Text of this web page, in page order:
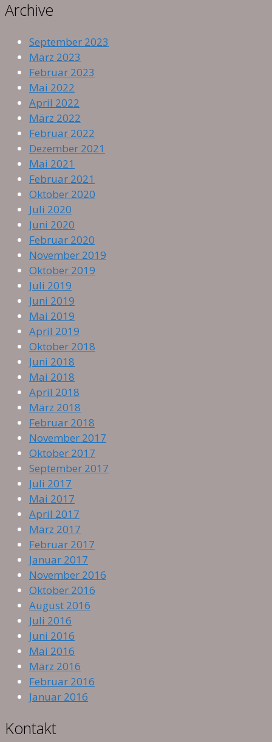
Archive
September 2023
März 2023
Februar 2023
Mai 2022
April 2022
März 2022
Februar 2022
Dezember 2021
Mai 2021
Februar 2021
Oktober 2020
Juli 2020
Juni 2020
Februar 2020
November 2019
Oktober 2019
Juli 2019
Juni 2019
Mai 2019
April 2019
Oktober 2018
Juni 2018
Mai 2018
April 2018
März 2018
Februar 2018
November 2017
Oktober 2017
September 2017
Juli 2017
Mai 2017
April 2017
März 2017
Februar 2017
Januar 2017
November 2016
Oktober 2016
August 2016
Juli 2016
Juni 2016
Mai 2016
März 2016
Februar 2016
Januar 2016
Kontakt